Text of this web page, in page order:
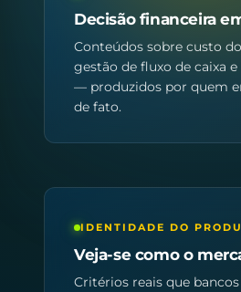
Decisão financeira
Conteúdos sobre custo
gestão de fluxo de caixa
— produzidos por quem
de fato.
IDENTIDADE DO
Veja-se como o
Critérios reais que